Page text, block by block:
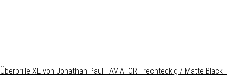
Überbrille XL von Jonathan Paul - AVIATOR - rechteckig / Matte Black -